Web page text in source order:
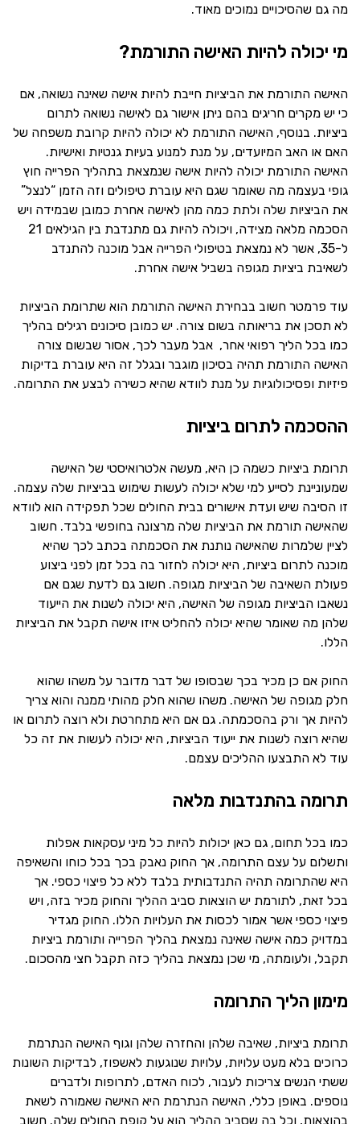
מה גם שהסיכויים נמוכים מאוד.
מי יכולה להיות האישה התורמת?
האישה התורמת את הביציות חייבת להיות אישה שאינה נשואה, אם
כי יש מקרים חריגים בהם ניתן אישור גם לאישה נשואה לתרום
ביציות. בנוסף, האישה התורמת לא יכולה להיות קרובת משפחה של
האם או האב המיועדים, על מנת למנוע בעיות גנטיות ואישיות.
האישה התורמת יכולה להיות אישה שנמצאת בתהליך הפרייה חוץ
גופי בעצמה מה שאומר שגם היא עוברת טיפולים וזה הזמן “לנצל”
את הביציות שלה ולתת כמה מהן לאישה אחרת כמובן שבמידה ויש
הסכמה מלאה מצידה, ויכולה להיות גם מתנדבת בין הגילאים 21
ל-35, אשר לא נמצאת בטיפולי הפרייה אבל מוכנה להתנדב
לשאיבת ביציות מגופה בשביל אישה אחרת.
עוד פרמטר חשוב בבחירת האישה התורמת הוא שתרומת הביציות
לא תסכן את בריאותה בשום צורה. יש כמובן סיכונים רגילים בהליך
כמו בכל הליך רפואי אחר, אבל מעבר לכך, אסור שבשום צורה
האישה התורמת תהיה בסיכון מוגבר ובגלל זה היא עוברת בדיקות
פיזיות ופסיכולוגיות על מנת לוודא שהיא כשירה לבצע את התרומה.
ההסכמה לתרום ביציות
תרומת ביציות כשמה כן היא, מעשה אלטרואיסטי של האישה
שמעוניינת לסייע למי שלא יכולה לעשות שימוש בביציות שלה עצמה.
זו הסיבה שיש ועדת אישורים בבית החולים שכל תפקידה הוא לוודא
שהאישה תורמת את הביציות שלה מרצונה בחופשי בלבד. חשוב
לציין שלמרות שהאישה נותנת את הסכמתה בכתב לכך שהיא
מוכנה לתרום ביציות, היא יכולה לחזור בה בכל זמן לפני ביצוע
פעולת השאיבה של הביציות מגופה. חשוב גם לדעת שגם אם
נשאבו הביציות מגופה של האישה, היא יכולה לשנות את הייעוד
שלהן מה שאומר שהיא יכולה להחליט איזו אישה תקבל את הביציות
הללו.
החוק אם כן מכיר בכך שבסופו של דבר מדובר על משהו שהוא
חלק מגופה של האישה. משהו שהוא חלק מהותי ממנה והוא צריך
להיות אך ורק בהסכמתה. גם אם היא מתחרטת ולא רוצה לתרום או
שהיא רוצה לשנות את ייעוד הביציות, היא יכולה לעשות את זה כל
עוד לא התבצעו ההליכים עצמם.
תרומה בהתנדבות מלאה
כמו בכל תחום, גם כאן יכולות להיות כל מיני עסקאות אפלות
ותשלום על עצם התרומה, אך החוק נאבק בכך בכל כוחו והשאיפה
היא שהתרומה תהיה התנדבותית בלבד ללא כל פיצוי כספי. אך
בכל זאת, לתורמת יש הוצאות סביב ההליך והחוק מכיר בזה, ויש
פיצוי כספי אשר אמור לכסות את העלויות הללו. החוק מגדיר
במדויק כמה אישה שאינה נמצאת בהליך הפרייה ותורמת ביציות
תקבל, ולעומתה, מי שכן נמצאת בהליך כזה תקבל חצי מהסכום.
מימון הליך התרומה
תרומת ביציות, שאיבה שלהן והחזרה שלהן וגוף האישה הנתרמת
כרוכים בלא מעט עלויות, עלויות שנוגעות לאשפוז, לבדיקות השונות
ששתי הנשים צריכות לעבור, לכוח האדם, לתרופות ולדברים
נוספים. באופן כללי, האישה הנתרמת היא האישה שאמורה לשאת
בהוצאות, וכל בה שסביב ההליך הוא על קופת החולים שלה. חשוב